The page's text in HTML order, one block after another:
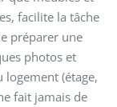
facilite la tâche
préparer une
photos et
logement (étage,
fait jamais de